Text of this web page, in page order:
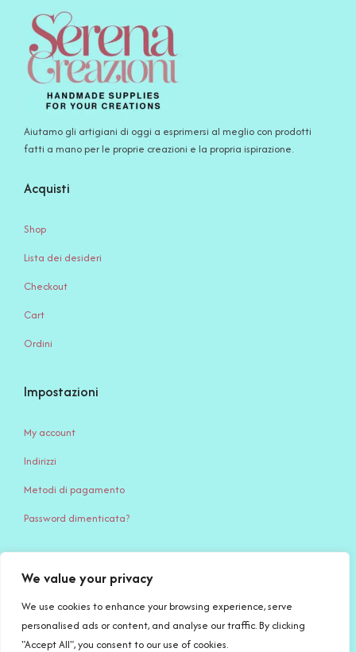
We value your privacy
We use cookies to enhance your browsing experience, serve
personalised ads or content, and analyse our traffic. By clicking
"Accept All", you consent to our use of cookies.
Aiutamo gli artigiani di oggi a esprimersi al meglio con prodotti
fatti a mano per le proprie creazioni e la propria ispirazione.
Acquisti
Shop
Lista dei desideri
Checkout
Cart
Ordini
Impostazioni
My account
Indirizzi
Metodi di pagamento
Password dimenticata?
Serena Creazione di Serena Stampone – Via Giardino, 65 – 71032
Biccari (FG) – c.f. STMSRN95S45D643Q – P.IVA IT 04494740717 –
PEC: serenacreazioni@pec.it